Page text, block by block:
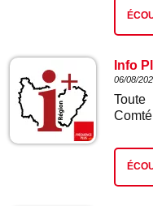
Info
06/08/
Toute
Comté